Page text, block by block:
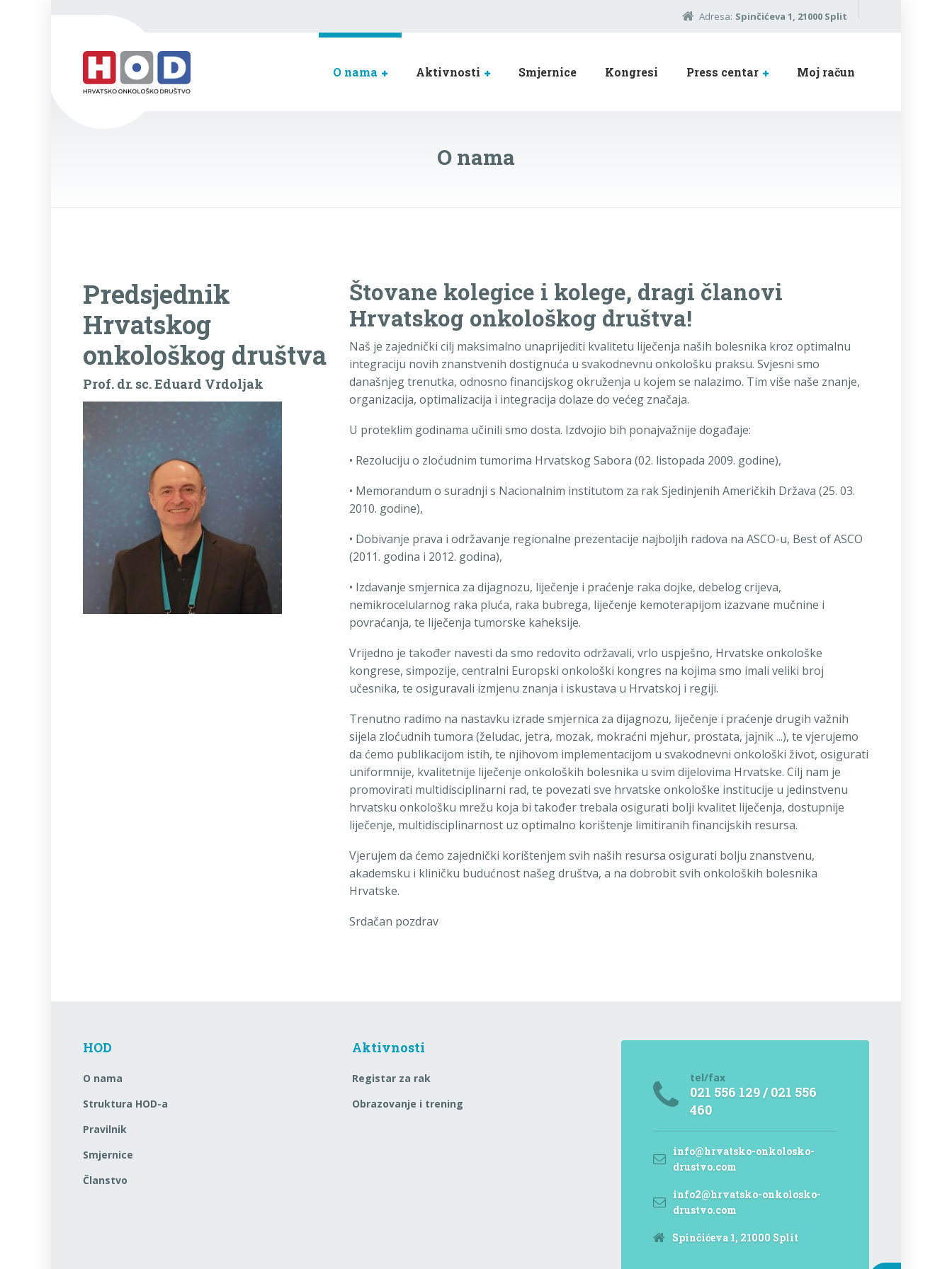
Adresa: Spinčićeva 1, 21000 Split
O nama Aktivnosti Smjernice Kongresi Press centar Moj račun
O nama
Predsjednik
Hrvatskog
onkološkog društva
Prof. dr. sc. Eduard Vrdoljak
Štovane kolegice i kolege, dragi članovi
Hrvatskog onkološkog društva!
Naš je zajednički cilj maksimalno unaprijediti kvalitetu liječenja naših bolesnika kroz optimalnu
integraciju novih znanstvenih dostignuća u svakodnevnu onkološku praksu. Svjesni smo
današnjeg trenutka, odnosno financijskog okruženja u kojem se nalazimo. Tim više naše znanje,
organizacija, optimalizacija i integracija dolaze do većeg značaja.
U proteklim godinama učinili smo dosta. Izdvojio bih ponajvažnije događaje:
• Rezoluciju o zloćudnim tumorima Hrvatskog Sabora (02. listopada 2009. godine),
• Memorandum o suradnji s Nacionalnim institutom za rak Sjedinjenih Američkih Država (25. 03.
2010. godine),
• Dobivanje prava i održavanje regionalne prezentacije najboljih radova na ASCO-u, Best of ASCO
(2011. godina i 2012. godina),
• Izdavanje smjernica za dijagnozu, liječenje i praćenje raka dojke, debelog crijeva,
nemikrocelularnog raka pluća, raka bubrega, liječenje kemoterapijom izazvane mučnine i
povraćanja, te liječenja tumorske kaheksije.
Vrijedno je također navesti da smo redovito održavali, vrlo uspješno, Hrvatske onkološke
kongrese, simpozije, centralni Europski onkološki kongres na kojima smo imali veliki broj
učesnika, te osiguravali izmjenu znanja i iskustava u Hrvatskoj i regiji.
Trenutno radimo na nastavku izrade smjernica za dijagnozu, liječenje i praćenje drugih važnih
sijela zloćudnih tumora (želudac, jetra, mozak, mokraćni mjehur, prostata, jajnik ...), te vjerujemo
da ćemo publikacijom istih, te njihovom implementacijom u svakodnevni onkološki život, osigurati
uniformnije, kvalitetnije liječenje onkoloških bolesnika u svim dijelovima Hrvatske. Cilj nam je
promovirati multidisciplinarni rad, te povezati sve hrvatske onkološke institucije u jedinstvenu
hrvatsku onkološku mrežu koja bi također trebala osigurati bolji kvalitet liječenja, dostupnije
liječenje, multidisciplinarnost uz optimalno korištenje limitiranih financijskih resursa.
Vjerujem da ćemo zajednički korištenjem svih naših resursa osigurati bolju znanstvenu,
akademsku i kliničku budućnost našeg društva, a na dobrobit svih onkoloških bolesnika
Hrvatske.
Srdačan pozdrav
HOD
O nama
Struktura HOD-a
Pravilnik
Smjernice
Članstvo
Aktivnosti
Registar za rak
Obrazovanje i trening
tel/fax
021 556 129 / 021 556
460
info@hrvatsko-onkolosko-
drustvo.com
info2@hrvatsko-onkolosko-
drustvo.com
Spinčićeva 1, 21000 Split